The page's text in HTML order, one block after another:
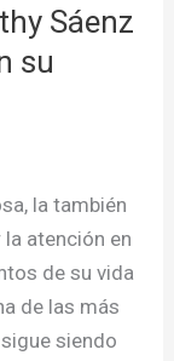
Sáenz
su
la también
atención en
de su vida
de las más
siendo